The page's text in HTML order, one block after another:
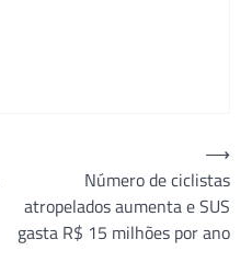
Número de ciclistas
atropelados aumenta e SUS
gasta R$ 15 milhões por ano
⟶